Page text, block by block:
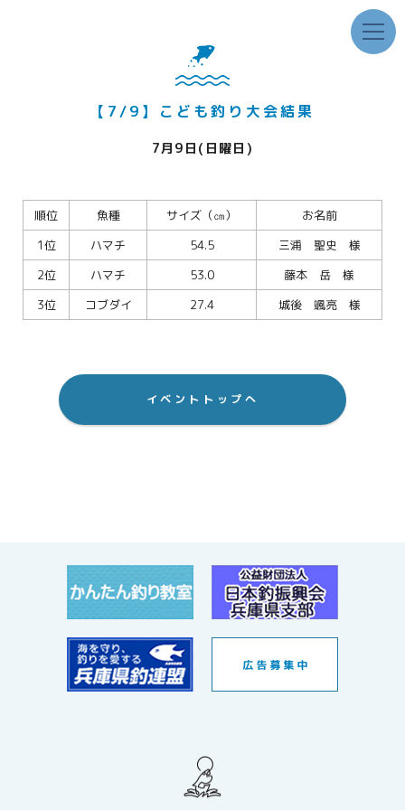
【7/9】こども釣り大会結果
7月9日(日曜日)
順位 魚種 サイズ（㎝）
お名前
1位
ハマチ 54.5
三浦 聖史 様
2位
ハマチ 53.0
藤本 岳 様
3位
コブダイ 27.4 城後 颯亮 様
イベントトップへ